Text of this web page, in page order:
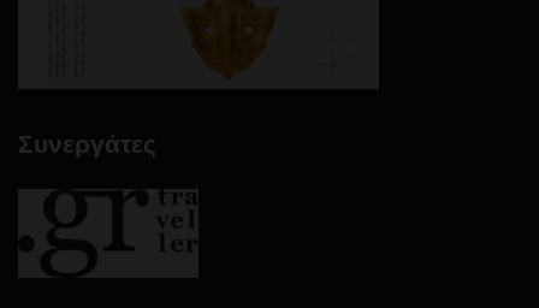
Συνεργάτες